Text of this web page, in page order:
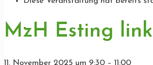
MzH Esting
11. November 2025 um 9:30 – 11:00